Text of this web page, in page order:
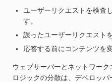
ユーザーリクエストを検査
す。
誤ったユーザーリクエスト
応答する前にコンテンツを
ウェブサーバーとネットワー
ロジックの分散は、デベロッ